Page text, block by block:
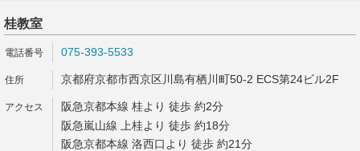
桂教室
075-393-5533
京都府京都市西京区川島有栖川町50-2 ECS第24ビル2F
阪急京都本線 桂より 徒歩 約2分
阪急嵐山線 上桂より 徒歩 約18分
阪急京都本線 洛西口より 徒歩 約21分